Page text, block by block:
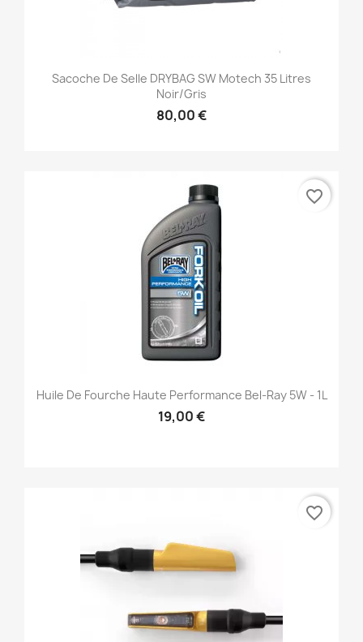
Sacoche De Selle DRYBAG SW Motech 35 Litres
Noir/gris
80,00 €
Huile De Fourche Haute Performance Bel-Ray 5W - 1L
19,00 €
favorite_border
favorite_border